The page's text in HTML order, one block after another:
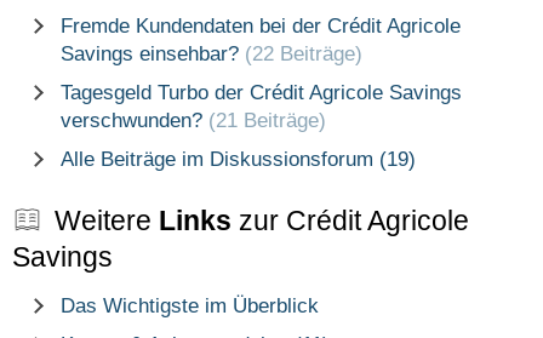
Fremde Kundendaten bei der Crédit Agricole
Savings einsehbar? (22 Beiträge)
Tagesgeld Turbo der Crédit Agricole Savings
verschwunden? (21 Beiträge)
Alle Beiträge im Diskussionsforum (19)
Weitere Links zur Crédit Agricole
Savings
Das Wichtigste im Überblick